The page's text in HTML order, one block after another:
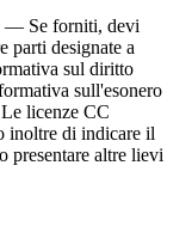
— Se forniti, devi
parti designate a
sul diritto
sull'esonero
licenze CC
inoltre di indicare il
presentare altre lievi